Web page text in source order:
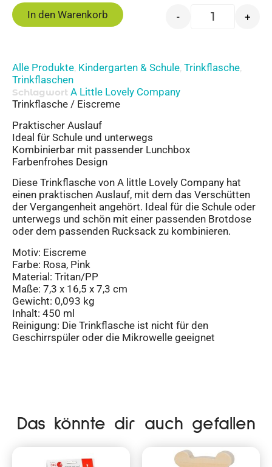
- +
In den Warenkorb
Alle Produkte, Kindergarten & Schule, Trinkflasche,
Trinkflaschen
Schlagwort A Little Lovely Company
Trinkflasche / Eiscreme
Praktischer Auslauf
Ideal für Schule und unterwegs
Kombinierbar mit passender Lunchbox
Farbenfrohes Design
Diese Trinkflasche von A little Lovely Company hat
einen praktischen Auslauf, mit dem das Verschütten
der Vergangenheit angehört. Ideal für die Schule oder
unterwegs und schön mit einer passenden Brotdose
oder dem passenden Rucksack zu kombinieren.
Motiv: Eiscreme
Farbe: Rosa, Pink
Material: Tritan/PP
Maße: 7,3 x 16,5 x 7,3 cm
Gewicht: 0,093 kg
Inhalt: 450 ml
Reinigung: Die Trinkflasche ist nicht für den
Geschirrspüler oder die Mikrowelle geeignet
Das könnte dir auch gefallen